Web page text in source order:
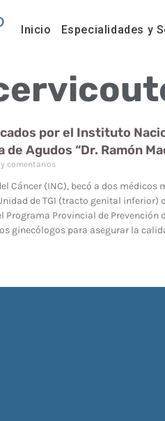
Inicio Especialidades y
por el Instituto
de Agudos “Dr. Ramón
comentarios
Cáncer (INC), becó a dos
de TGI (tracto genital inferior)
Programa Provincial de
ginecólogos para asegurar la